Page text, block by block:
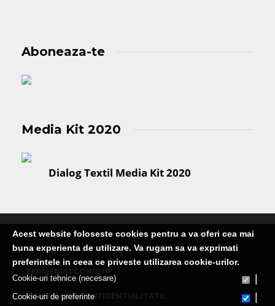
Aboneaza-te
Media Kit 2020
Dialog Textil Media Kit 2020
Publicatie editata de Martin Media Group SRL
POLITICA DE CONFIDENTIALITATE
Acest website foloseste cookies pentru a va oferi cea mai
buna experienta de utilizare. Va rugam sa va exprimati
preferintele in ceea ce priveste utilizarea cookie-urilor.
Cookie-uri tehnice (necesare)
Cookie-uri de preferinte